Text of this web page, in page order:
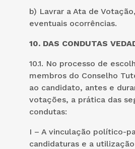
b) Lavrar a Ata de
eventuais ocorrências.
10. DAS CONDUTAS
10.1. No processo de
membros do Conselho
ao candidato, antes e
votações, a prática das
condutas:
I – A vinculação político-
candidaturas e a